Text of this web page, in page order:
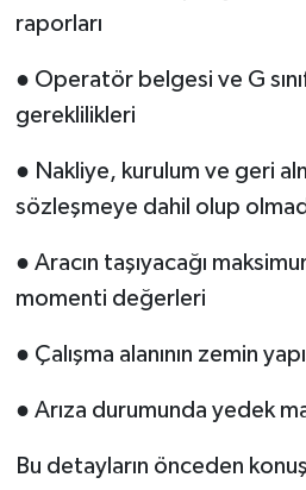
raporları
● Operatör belgesi ve G
gereklilikleri
● Nakliye, kurulum ve geri
sözleşmeye dahil olup
● Aracın taşıyacağı
momenti değerleri
● Çalışma alanının zemin
● Arıza durumunda yedek
Bu detayların önceden